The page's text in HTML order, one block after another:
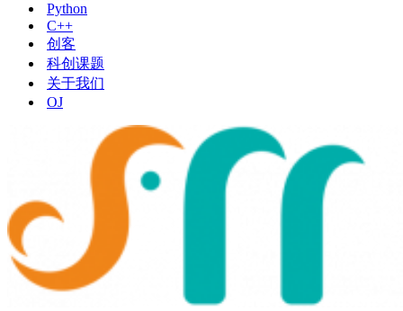
Python
C++
创客
科创课题
关于我们
OJ